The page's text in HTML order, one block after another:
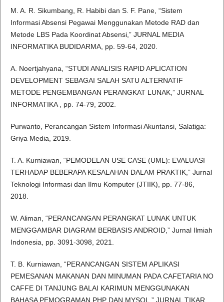
M. A. R. Sikumbang, R. Habibi dan S. F. Pane, “Sistem
Informasi Absensi Pegawai Menggunakan Metode RAD dan
Metode LBS Pada Koordinat Absensi,” JURNAL MEDIA
INFORMATIKA BUDIDARMA, pp. 59-64, 2020.
A. Noertjahyana, “STUDI ANALISIS RAPID APLICATION
DEVELOPMENT SEBAGAI SALAH SATU ALTERNATIF
METODE PENGEMBANGAN PERANGKAT LUNAK,” JURNAL
INFORMATIKA , pp. 74-79, 2002.
Purwanto, Perancangan Sistem Informasi Akuntansi, Salatiga:
Griya Media, 2019.
T. A. Kurniawan, “PEMODELAN USE CASE (UML): EVALUASI
TERHADAP BEBERAPA KESALAHAN DALAM PRAKTIK,” Jurnal
Teknologi Informasi dan Ilmu Komputer (JTIIK), pp. 77-86,
2018.
W. Aliman, “PERANCANGAN PERANGKAT LUNAK UNTUK
MENGGAMBAR DIAGRAM BERBASIS ANDROID,” Jurnal Ilmiah
Indonesia, pp. 3091-3098, 2021.
T. B. Kurniawan, “PERANCANGAN SISTEM APLIKASI
PEMESANAN MAKANAN DAN MINUMAN PADA CAFETARIA NO
CAFFE DI TANJUNG BALAI KARIMUN MENGGUNAKAN
BAHASA PEMOGRAMAN PHP DAN MYSQL,” JURNAL TIKAR,